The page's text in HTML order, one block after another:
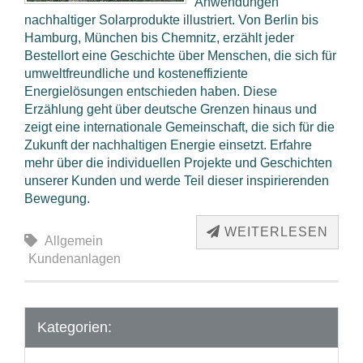
nachhaltiger Solarprodukte illustriert. Von Berlin bis
Hamburg, München bis Chemnitz, erzählt jeder
Bestellort eine Geschichte über Menschen, die sich für
umweltfreundliche und kosteneffiziente
Energielösungen entschieden haben. Diese
Erzählung geht über deutsche Grenzen hinaus und
zeigt eine internationale Gemeinschaft, die sich für die
Zukunft der nachhaltigen Energie einsetzt. Erfahre
mehr über die individuellen Projekte und Geschichten
unserer Kunden und werde Teil dieser inspirierenden
Bewegung.
WEITERLESEN
Allgemein
Kundenanlagen
Kategorien: